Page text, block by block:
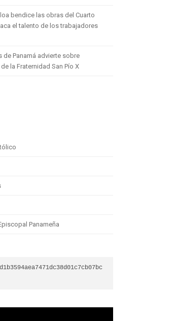
bendice las obras del Cuarto
el talento de los trabajadores
de Panamá advierte sobre
la Fraternidad San Pío X
Panameña